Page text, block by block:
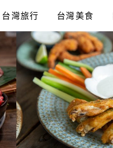
台灣旅行 台灣美食